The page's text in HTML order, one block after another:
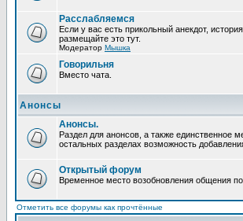
Расслабляемся
Если у вас есть прикольный анекдот,
размещайте это тут.
Модератор Мышка
Говорильня
Вместо чата.
Анонсы
Анонсы.
Раздел для анонсов, а также
остальных разделах возможность
Открытый форум
Временное место возобновления общения
Отметить все форумы как прочтённые